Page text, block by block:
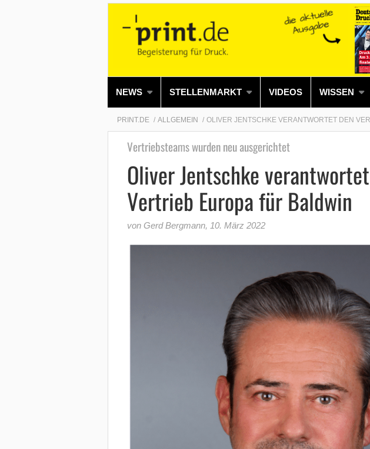
NEWS STELLENMARKT VIDEOS WISSEN
PRINT.DE ALLGEMEIN OLIVER JENTSCHKE VERANTWORTET DEN
Vertriebsteams wurden neu ausgerichtet
Oliver Jentschke
Vertrieb Europa für Baldwin
von Gerd Bergmann, 10. März 2022